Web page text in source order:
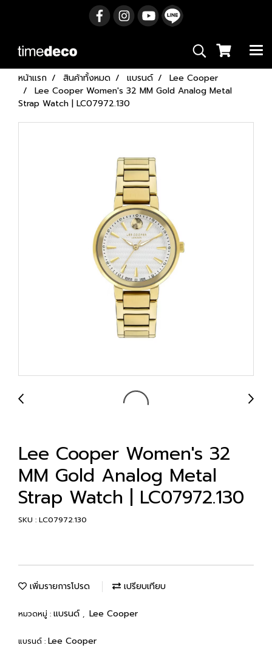
หน้าแรก สินค้าทั้งหมด แบรนด์
Lee Cooper
Lee Cooper Women's 32 MM Gold Analog Metal
Strap Watch | LC07972.130
Lee Cooper Women's 32
MM Gold Analog Metal
Strap Watch | LC07972.130
SKU : LC07972.130
เพิ่มรายการโปรด เปรียบเทียบ
หมวดหมู่ : แบรนด์ , Lee Cooper
แบรนด์ : Lee Cooper